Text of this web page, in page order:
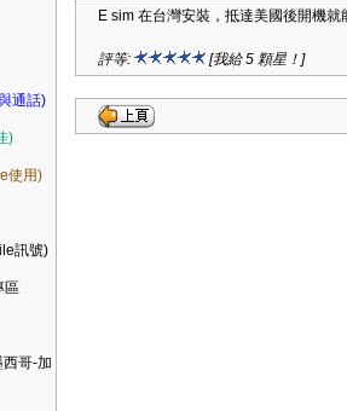
通話)
)
使用)
訊號)
區
哥-加
E sim 在台灣安裝，抵達美國後開機就
評等: [我給 5 顆星！]